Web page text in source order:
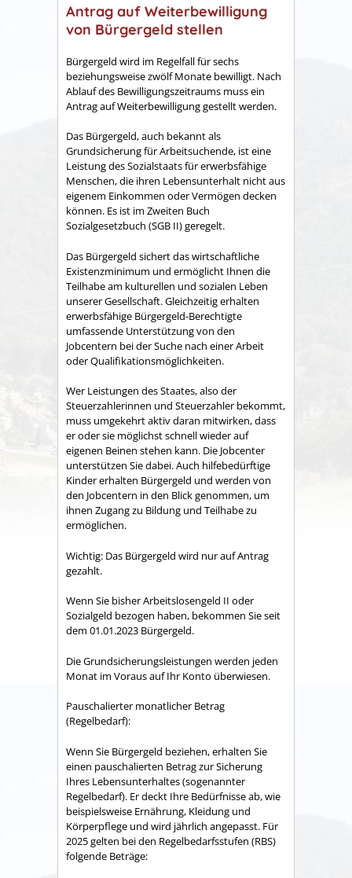
Antrag auf Weiterbewilligung
von Bürgergeld stellen
Bürgergeld wird im Regelfall für sechs
beziehungsweise zwölf Monate bewilligt. Nach
Ablauf des Bewilligungszeitraums muss ein
Antrag auf Weiterbewilligung gestellt werden.
Das Bürgergeld, auch bekannt als
Grundsicherung für Arbeitsuchende, ist eine
Leistung des Sozialstaats für erwerbsfähige
Menschen, die ihren Lebensunterhalt nicht aus
eigenem Einkommen oder Vermögen decken
können. Es ist im Zweiten Buch
Sozialgesetzbuch (SGB II) geregelt.
Das Bürgergeld sichert das wirtschaftliche
Existenzminimum und ermöglicht Ihnen die
Teilhabe am kulturellen und sozialen Leben
unserer Gesellschaft. Gleichzeitig erhalten
erwerbsfähige Bürgergeld-Berechtigte
umfassende Unterstützung von den
Jobcentern bei der Suche nach einer Arbeit
oder Qualifikationsmöglichkeiten.
Wer Leistungen des Staates, also der
Steuerzahlerinnen und Steuerzahler bekommt,
muss umgekehrt aktiv daran mitwirken, dass
er oder sie möglichst schnell wieder auf
eigenen Beinen stehen kann. Die Jobcenter
unterstützen Sie dabei. Auch hilfebedürftige
Kinder erhalten Bürgergeld und werden von
den Jobcentern in den Blick genommen, um
ihnen Zugang zu Bildung und Teilhabe zu
ermöglichen.
Wichtig: Das Bürgergeld wird nur auf Antrag
gezahlt.
Wenn Sie bisher Arbeitslosengeld II oder
Sozialgeld bezogen haben, bekommen Sie seit
dem 01.01.2023 Bürgergeld.
Die Grundsicherungsleistungen werden jeden
Monat im Voraus auf Ihr Konto überwiesen.
Pauschalierter monatlicher Betrag
(Regelbedarf):
Wenn Sie Bürgergeld beziehen, erhalten Sie
einen pauschalierten Betrag zur Sicherung
Ihres Lebensunterhaltes (sogenannter
Regelbedarf). Er deckt Ihre Bedürfnisse ab, wie
beispielsweise Ernährung, Kleidung und
Körperpflege und wird jährlich angepasst. Für
2025 gelten bei den Regelbedarfsstufen (RBS)
folgende Beträge: